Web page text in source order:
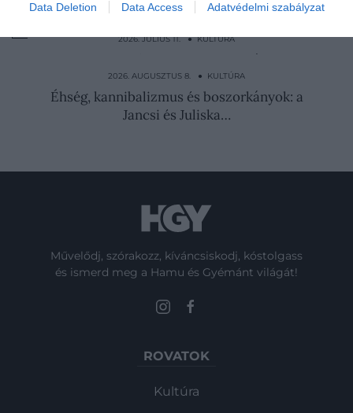
Data Deletion Data Access Adatvédelmi szabályzat
2026. JÚLIUS 11. ● KULTÚRA
A férfi, aki nőként lett a hidegháború
leghírhedtebb kéme
2026. AUGUSZTUS 8. ● KULTÚRA
Éhség, kannibalizmus és boszorkányok: a
Jancsi és Juliska…
Művelődj, szórakozz, kíváncsiskodj, kóstolgass
és ismerd meg a Hamu és Gyémánt világát!
ROVATOK
Kultúra